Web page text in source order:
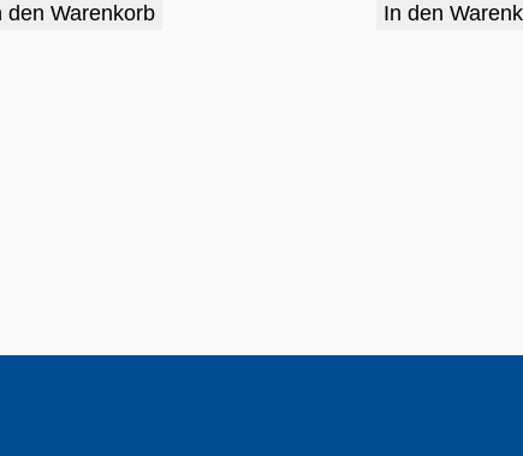
e
den Warenkorb In den